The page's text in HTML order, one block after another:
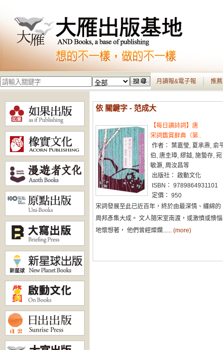
月讀報&電子報 推
依 關鍵字 - 范成大
【每日讀詩詞】唐
宋詞鑑賞辭典（第..
作者： 葉嘉瑩, 夏承燾, 俞
伯, 唐圭璋, 繆鉞, 施蟄存, 宛
敏灝, 周汝昌等
出版社： 啟動文化
ISBN： 9789864931101
定價： 950
宋詞發展至此已近百年，終於由最深情、纏綿的
周邦彥集大成。 文人隨宋室南渡，或激憤或懊惱
地懷想著， 他們曾經燦爛...... (more)